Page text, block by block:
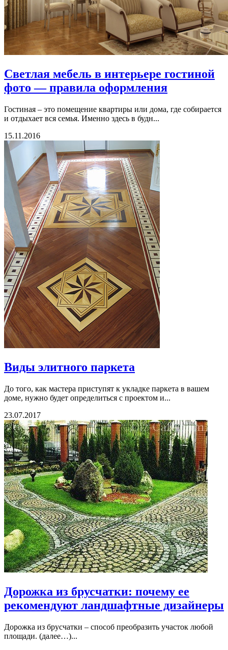
Светлая мебель в интерьере гостиной
фото — правила оформления
Гостиная – это помещение квартиры или дома, где собирается
и отдыхает вся семья. Именно здесь в будн...
15.11.2016
Виды элитного паркета
До того, как мастера приступят к укладке паркета в вашем
доме, нужно будет определиться с проектом и...
23.07.2017
Дорожка из брусчатки: почему ее
рекомендуют ландшафтные дизайнеры
Дорожка из брусчатки – способ преобразить участок любой
площади. (далее…)...